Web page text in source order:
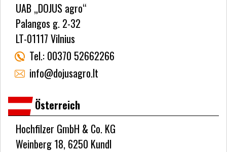
UAB „DOJUS agro“
Palangos g. 2-32
LT-01117 Vilnius
Tel.: 00370 52662266
info@dojusagro.lt
Österreich
Hochfilzer GmbH & Co. KG
Weinberg 18, 6250 Kundl